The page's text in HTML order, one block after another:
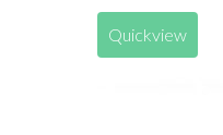
Quickview